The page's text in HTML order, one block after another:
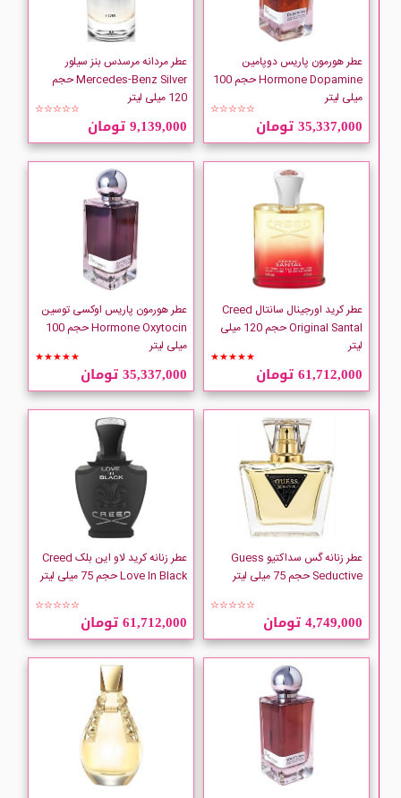
عطر هورمون پاریس دوپامین
Hormone Dopamine حجم 100
میلی لیتر
☆☆☆☆☆
35,337,000 تومان
عطر مردانه مرسدس بنز سیلور
Mercedes-Benz Silver حجم
120 میلی لیتر
☆☆☆☆☆
9,139,000 تومان
عطر کرید اورجینال سانتال Creed
Original Santal حجم 120 میلی
لیتر
★★★★★
61,712,000 تومان
عطر هورمون پاریس اوکسی توسین
Hormone Oxytocin حجم 100
میلی لیتر
★★★★★
35,337,000 تومان
عطر زنانه گس سداکتیو Guess
Seductive حجم 75 میلی لیتر
☆☆☆☆☆
4,749,000 تومان
عطر زنانه کرید لاو این بلک Creed
Love In Black حجم 75 میلی لیتر
☆☆☆☆☆
61,712,000 تومان